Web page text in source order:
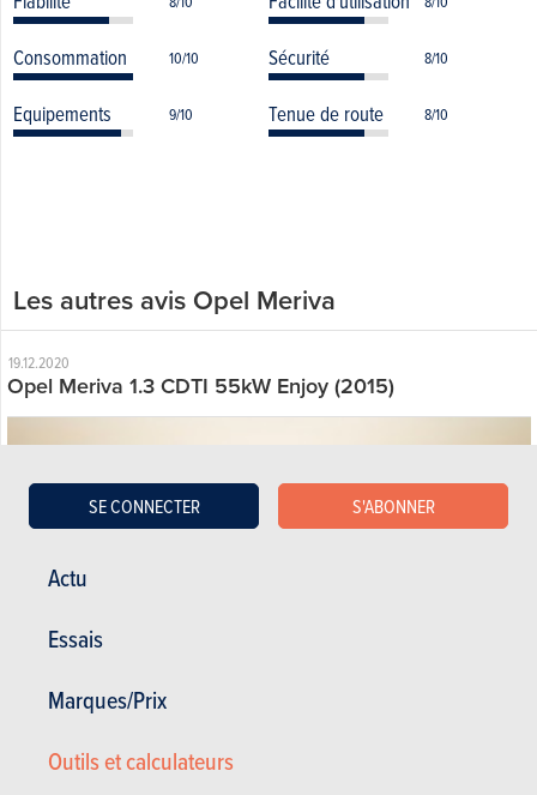
Actu
Essais
Marques/Prix
Outils et calculateurs
SE CONNECTER S'ABONNER
Consommation 10/10 Sécurité 8/10
Equipements 9/10 Tenue de route 8/10
Les autres avis Opel Meriva
19.12.2020
Opel Meriva 1.3 CDTI 55kW Enjoy (2015)